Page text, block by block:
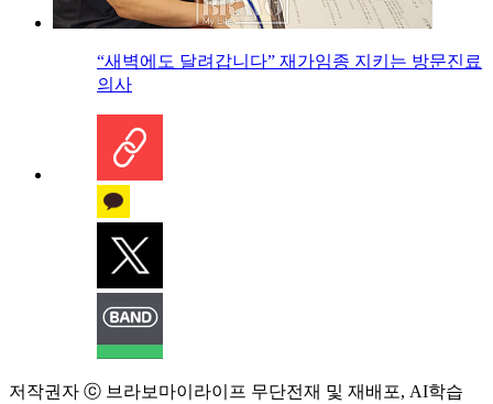
“새벽에도 달려갑니다” 재가임종 지키는 방문진료
의사
저작권자 ⓒ 브라보마이라이프 무단전재 및 재배포, AI학습